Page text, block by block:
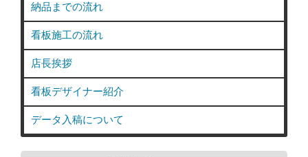
納品までの流れ
看板施工の流れ
店長挨拶
看板デザイナー紹介
データ入稿について